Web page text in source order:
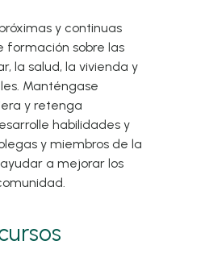
y continuas
formación sobre las
la salud, la vivienda y
Manténgase
y retenga
habilidades y
y miembros de la
a mejorar los